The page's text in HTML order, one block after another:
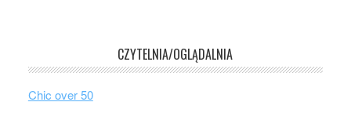
CZYTELNIA/OGLĄDALNIA
Chic over 50